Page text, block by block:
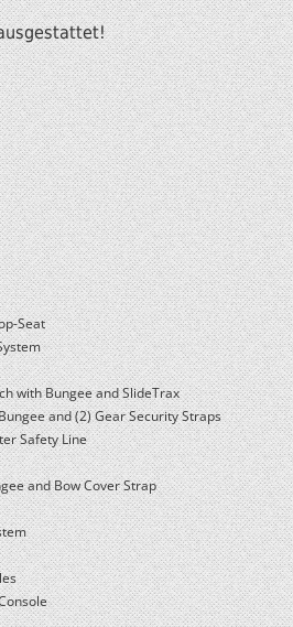
Seat
with Bungee and SlideTrax
and (2) Gear Security Straps
Safety Line
and Bow Cover Strap